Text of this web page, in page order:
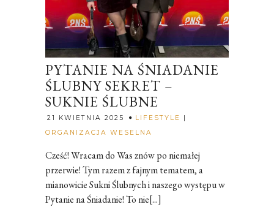
PYTANIE NA ŚNIADANIE
ŚLUBNY SEKRET –
SUKNIE ŚLUBNE
21 KWIETNIA 2025 LIFESTYLE
|
ORGANIZACJA WESELNA
Cześć! Wracam do Was znów po niemałej
przerwie! Tym razem z fajnym tematem, a
mianowicie Sukni Ślubnych i naszego występu w
Pytanie na Śniadanie! To nie[...]